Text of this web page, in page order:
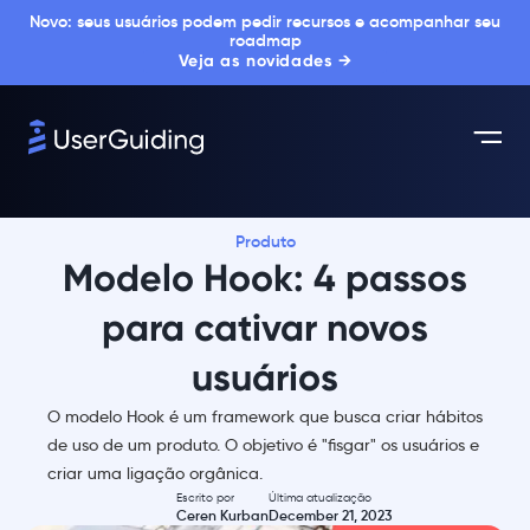
Novo: seus usuários podem pedir recursos e acompanhar seu
roadmap
Veja as novidades →
Produto
Modelo Hook: 4 passos
para cativar novos
usuários
O modelo Hook é um framework que busca criar hábitos
de uso de um produto. O objetivo é "fisgar" os usuários e
criar uma ligação orgânica.
Escrito por
Ceren Kurban
Última atualização
December 21, 2023